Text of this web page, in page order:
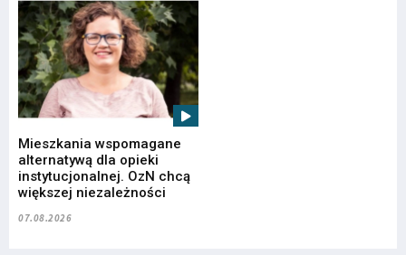
Mieszkania wspomagane
alternatywą dla opieki
instytucjonalnej. OzN chcą
większej niezależności
07.08.2026